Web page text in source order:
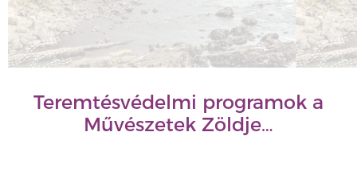
Teremtésvédelmi programok a
Művészetek Zöldje…